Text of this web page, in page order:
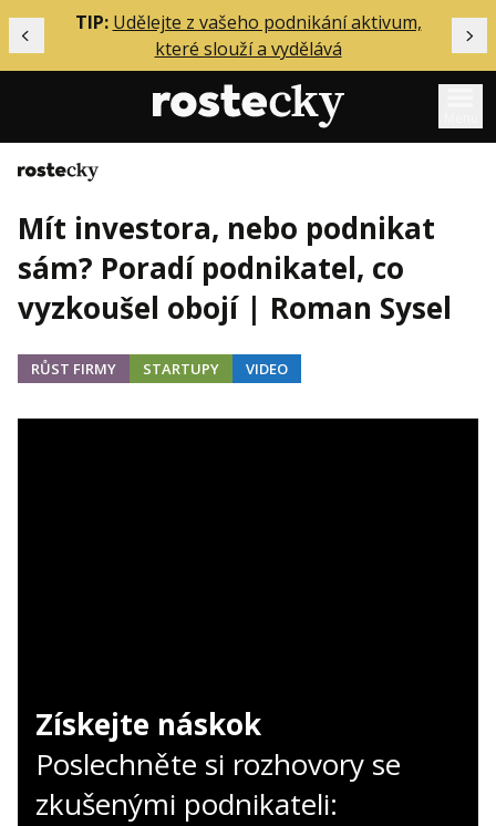
Předchozí
TIP: Udělejte z vašeho podnikání aktivum,
které slouží a vydělává
Mentoring
Podcasty
Solo
Akce
O mně
Domů
Mít investora, nebo podnikat
sám? Poradí podnikatel, co
vyzkoušel obojí | Roman Sysel
RŮST FIRMY STARTUPY VIDEO
Získejte náskok
Poslechněte si rozhovory se
zkušenými podnikateli: